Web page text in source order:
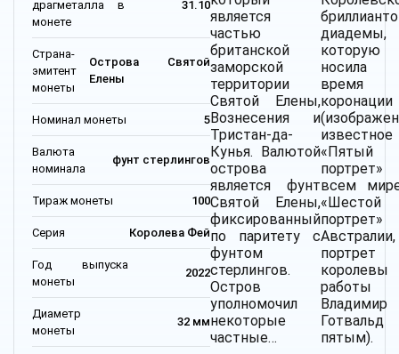
драгметалла в
монете
31.10
Страна-
эмитент
монеты
Острова Святой
Елены
Номинал монеты 5
Валюта
номинала
фунт стерлингов
Тираж монеты 100
Серия Королева Фей
Год выпуска
монеты
2022
Диаметр
монеты
32 мм
является
частью
британской
заморской
территории
Святой Елены,
Вознесения и
Тристан-да-
Кунья. Валютой
острова
является фунт
Святой Елены,
фиксированный
по паритету с
фунтом
стерлингов.
Остров
уполномочил
некоторые
частные…
диадемы,
которую
время
коронации
«Пятый
всем
«Шестой
портрет
королевы
работы
Владимир
пятым).